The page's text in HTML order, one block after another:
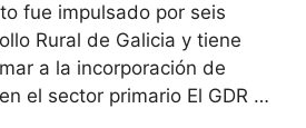
fue impulsado por seis
Rural de Galicia y tiene
a la incorporación de
el sector primario El GDR …